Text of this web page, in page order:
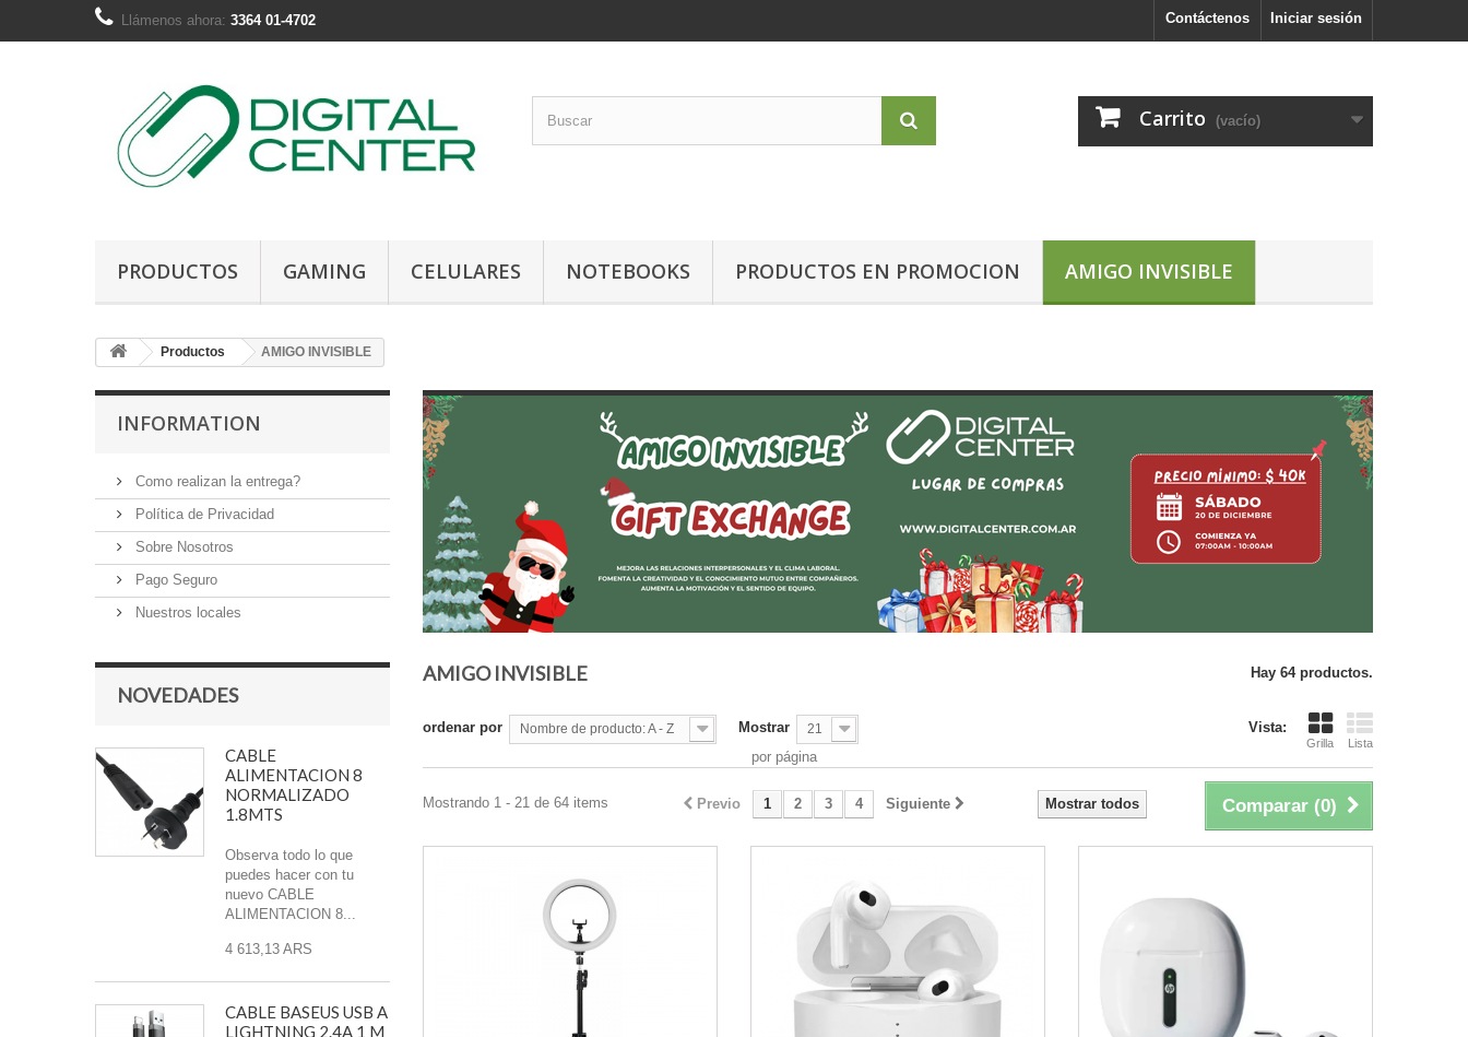
Iniciar sesión
Contáctenos
Llámenos ahora: 3364 01-4702
Carrito (vacío)
PRODUCTOS GAMING CELULARES NOTEBOOKS PRODUCTOS EN PROMOCION AMIGO INVISIBLE
Productos AMIGO INVISIBLE
INFORMATION
Como realizan la entrega?
Política de Privacidad
Sobre Nosotros
Pago Seguro
Nuestros locales
NOVEDADES
CABLE
ALIMENTACION 8
NORMALIZADO
1.8MTS
Observa todo lo que
puedes hacer con tu
nuevo CABLE
ALIMENTACION 8...
4 613,13 ARS
CABLE BASEUS USB A
LIGHTNING 2.4A 1 M
AMIGO INVISIBLE Hay 64 productos.
Vista:
Grilla Lista
ordenar por Nombre de producto: A - Z Mostrar 21
por página
Comparar (0)
Mostrar todos
Previo 1 2 3 4 Siguiente
Mostrando 1 - 21 de 64 items